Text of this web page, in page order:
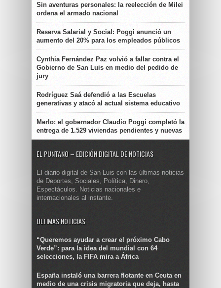
Sin aventuras personales: la reelección de Milei
ordena el armado nacional
Reserva Salarial y Social: Poggi anunció un
aumento del 20% para los empleados públicos
Cynthia Fernández Paz volvió a fallar contra el
Gobierno de San Luis en medio del pedido de
jury
Rodríguez Saá defendió a las Escuelas
generativas y atacó al actual sistema educativo
Merlo: el gobernador Claudio Poggi completó la
entrega de 1.529 viviendas pendientes y nuevas
EL PUNTANO – EDICIÓN DIGITAL DE NOTICIAS
El diario digital de San Luis con las últimas noticias
de Deportes, Sociales, Política, Dinero,
Espectáculos. Noticias nacionales e
internacionales al instante.
ULTIMAS NOTICIAS
“Queremos ayudar a crear el próximo Cabo
Verde”: para la idea del mundial con 64
selecciones, la FIFA mira a África
España instaló una barrera flotante en Ceuta en
medio de una crisis migratoria que deja, hasta